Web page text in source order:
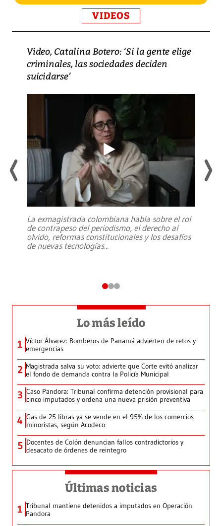
VIDEOS
Video, Catalina Botero: ‘Si la gente elige
criminales, las sociedades deciden
suicidarse’
La exmagistrada colombiana habla sobre el rol
de contrapeso del periodismo, el derecho al
olvido, reformas constitucionales y los desafíos
de nuevas tecnologías...
Lo más leído
1 Víctor Álvarez: Bomberos de Panamá advierten de retos y
emergencias
2 Magistrada salva su voto: advierte que Corte evitó analizar
el fondo de demanda contra la Policía Municipal
3 Caso Pandora: Tribunal confirma detención provisional para
cinco imputados y ordena una nueva prisión preventiva
4 Gas de 25 libras ya se vende en el 95% de los comercios
minoristas, según Acodeco
5 Docentes de Colón denuncian fallos contradictorios y
desacato de órdenes de reintegro
Últimas noticias
1 Tribunal mantiene detenidos a imputados en Operación
Pandora